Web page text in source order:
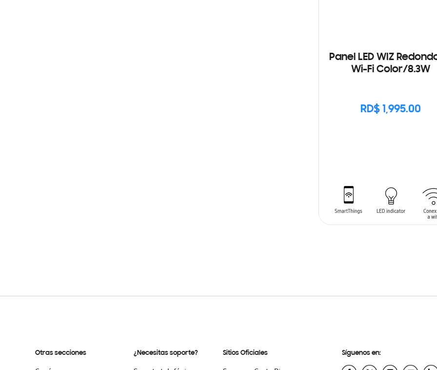
Panel LED WIZ
Wi-Fi Color/8.3W
RD$ 1,995.00
Otras secciones ¿Necesitas soporte? Sitios Oficiales Síguenos en: